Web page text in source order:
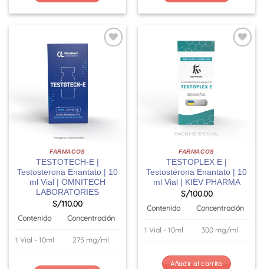
FARMACOS
TESTOTECH-E |
Testosterona Enantato | 10
ml Vial | OMNITECH
LABORATORIES
S/110.00
Contenido Concentración
1 Vial - 10ml 275 mg/ml
FARMACOS
TESTOPLEX E |
Testosterona Enantato | 10
ml Vial | KIEV PHARMA
S/100.00
Contenido Concentración
1 Vial - 10ml 300 mg/ml
Añadir al carrito